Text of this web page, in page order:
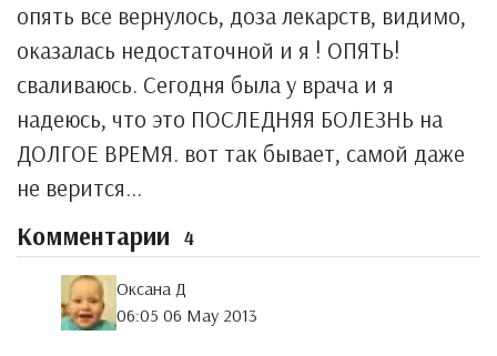
опять все вернулось, доза лекарств, видимо,
оказалась недостаточной и я ! ОПЯТЬ!
сваливаюсь. Сегодня была у врача и я
надеюсь, что это ПОСЛЕДНЯЯ БОЛЕЗНЬ на
ДОЛГОЕ ВРЕМЯ. вот так бывает, самой даже
не верится...
Комментарии 4
Оксана Д
06:05 06 May 2013